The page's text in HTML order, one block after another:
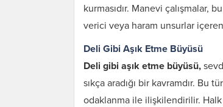
kurmasıdır. Manevi çalışmalar,
verici veya haram unsurlar
Deli Gibi Aşık Etme Büyüsü
Deli gibi aşık etme büyüsü,
sıkça aradığı bir kavramdır.
odaklanma ile ilişkilendirilir. Halk